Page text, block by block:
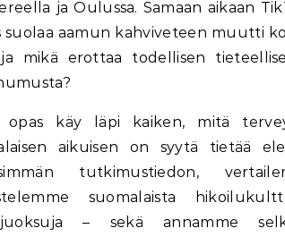
ja Oulussa. Samaan aikaan
suolaa aamun kahviveteen muutti
ja mikä erottaa todellisen
opas käy läpi kaiken, mitä
aikuisen on syytä tietää
tutkimustiedon,
suomalaista
– sekä annamme